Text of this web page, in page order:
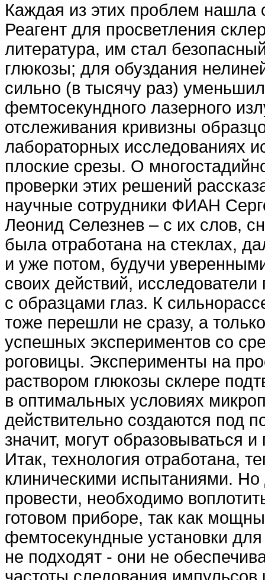
Каждая из этих проблем нашла
Реагент для просветления
литература, им стал
глюкозы; для обуздания
сильно (в тысячу раз)
фемтосекундного лазерного
отслеживания кривизны
лабораторных исследованиях
плоские срезы. О
проверки этих решений
научные сотрудники ФИАН
Леонид Селезнев – с их слов,
была отработана на стеклах,
и уже потом, будучи
своих действий, исследователи
с образцами глаз. К
тоже перешли не сразу, а
успешных экспериментов со
роговицы. Эксперименты на
раствором глюкозы склере
в оптимальных условиях
действительно создаются под
значит, могут образовываться
Итак, технология отработана,
клиническими испытаниями. Но
провести, необходимо
готовом приборе, так как
фемтосекундные установки
не подходят - они не